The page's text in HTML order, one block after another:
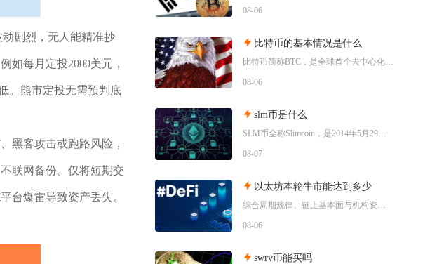
剧烈，无人能精准抄
如每月定投2000美元，
。熊市定投无需预判底
黑客攻击或跑路风险，
联网备份。仅将短期交
台爆雷导致资产丢失。
08-06
比特币的基本情况是什么
比特币简称BTC，是全球首个去中心化加密数字资产，依托区块链与工作量证明机制运行，无任何中
08-06
slm币是什么
SLM币全称Slimcoin，是2014年5月29日正式上线的老牌去中心化加密货币，也是业
08-07
以太坊本轮牛市能达到多少
综合周期规律、链上基本面与机构资金预期，以太坊本轮牛市基准冲顶区间在8000至12000美
08-06
swrv币能买吗